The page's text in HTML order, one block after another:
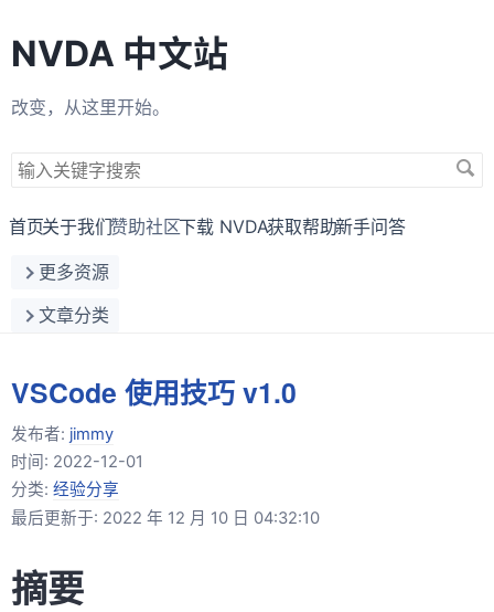
NVDA 中文站
改变，从这里开始。
搜
关
字
首页关于我们赞助社区下载 NVDA获取帮助新手问答
更多资源
文章分类
VSCode 使用技巧 v1.0
发布者: jimmy
时间: 2022-12-01
分类: 经验分享
最后更新于: 2022 年 12 月 10 日 04:32:10
摘要